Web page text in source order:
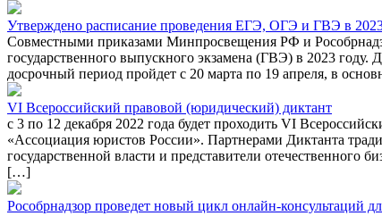
Утверждено расписание проведения ЕГЭ, ОГЭ и ГВЭ в
Совместными приказами Минпросвещения РФ и
государственного выпускного экзамена (ГВЭ) в 2023
досрочный период пройдет с 20 марта по 19 апреля, в
VI Всероссийский правовой (юридический) диктант
с 3 по 12 декабря 2022 года будет проходить VI
«Ассоциация юристов России». Партнерами Диктанта
государственной власти и представители
[…]
Рособрнадзор проведет новый цикл онлайн-консультаций